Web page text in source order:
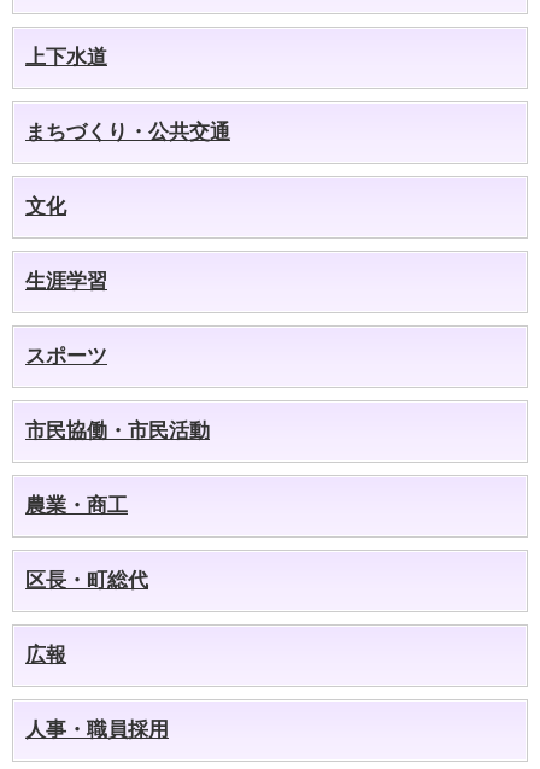
上下水道
まちづくり・公共交通
文化
生涯学習
スポーツ
市民協働・市民活動
農業・商工
区長・町総代
広報
人事・職員採用